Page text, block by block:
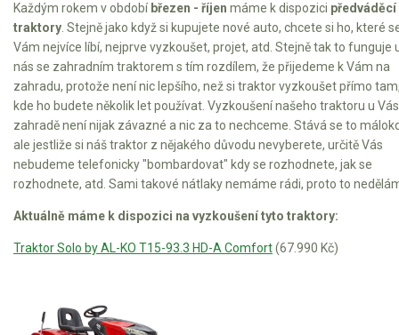
Každým rokem v období březen - říjen máme k dispozici předváděcí
traktory. Stejně jako když si kupujete nové auto, chcete si ho, které
Vám nejvíce líbí, nejprve vyzkoušet, projet, atd. Stejně tak to funguje
nás se zahradním traktorem s tím rozdílem, že přijedeme k Vám na
zahradu, protože není nic lepšího, než si traktor vyzkoušet přímo
kde ho budete několik let používat. Vyzkoušení našeho traktoru u
zahradě není nijak závazné a nic za to nechceme. Stává se to
ale jestliže si náš traktor z nějakého důvodu nevyberete, určitě Vás
nebudeme telefonicky "bombardovat" kdy se rozhodnete, jak se
rozhodnete, atd. Sami takové nátlaky nemáme rádi, proto to
Aktuálně máme k dispozici na vyzkoušení tyto traktory:
Traktor Solo by AL-KO T15-93.3 HD-A Comfort(67.990 Kč)